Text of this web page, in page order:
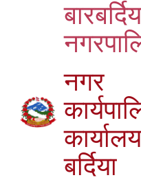
नगर
बर्दिया